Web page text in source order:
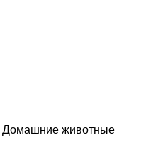
Домашние животные